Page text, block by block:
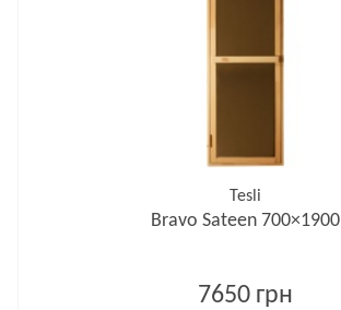
Tesli
Bravo Sateen 700×1900
7650 грн